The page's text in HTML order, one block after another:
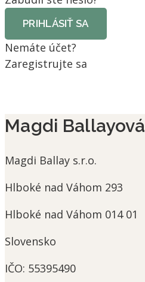
PRIHLÁSIŤ SA
Nemáte účet?
Zaregistrujte sa
Magdi Ballayová
Magdi Ballay s.r.o.
Hlboké nad Váhom 293
Hlboké nad Váhom 014 01
Slovensko
IČO: 55395490